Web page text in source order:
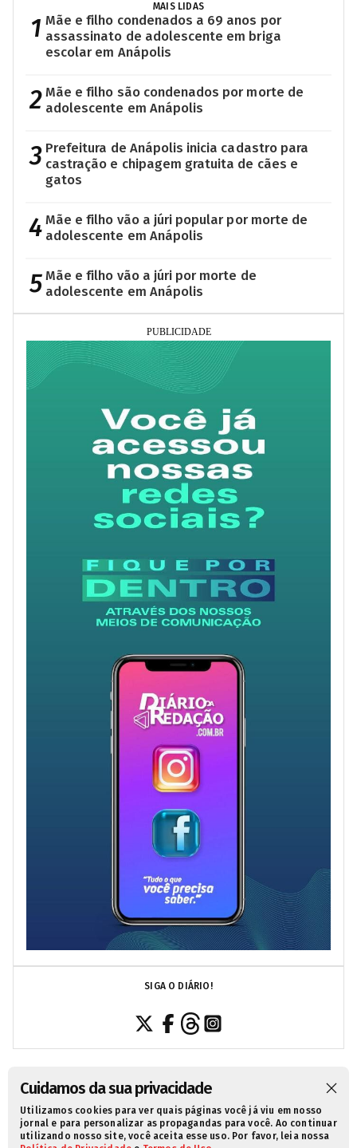
Cuidamos da sua privacidade
Utilizamos cookies para ver quais páginas você já viu em nosso
jornal e para personalizar as propagandas para você. Ao continuar
utilizando nosso site, você aceita esse uso. Por favor, leia nossa
MAIS LIDAS
1 Mãe e filho condenados a 69 anos por
assassinato de adolescente em briga
escolar em Anápolis
2 Mãe e filho são condenados por morte de
adolescente em Anápolis
3 Prefeitura de Anápolis inicia cadastro para
castração e chipagem gratuita de cães e
gatos
4 Mãe e filho vão a júri popular por morte de
adolescente em Anápolis
5 Mãe e filho vão a júri por morte de
adolescente em Anápolis
SIGA O DIÁRIO!
SOBRE NÓSCONTATOPOLÍTICA DE PRIVACIDADE
TERMOS DE USO